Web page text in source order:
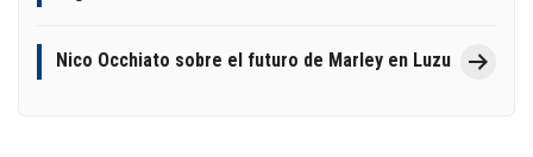
Nico Occhiato sobre el futuro de Marley en Luzu